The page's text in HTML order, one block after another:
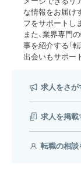
な情報をお届け
フをサポートし
また、業界専門
事を紹介する「
出会いもサポー
求人をさが
求人を掲載
転職の相談